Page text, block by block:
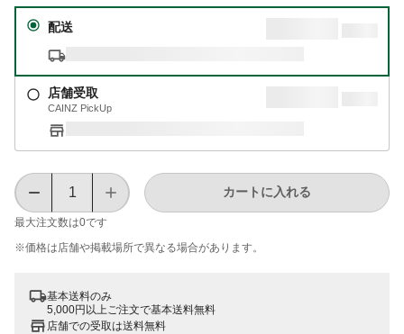
配送
店舗受取
CAINZ PickUp
最大注文数は0です
カートに入れる
※価格は​店舗や​掲載場所で​異なる​場合が​あります。
基本送料のみ
5,000円以上ご注文で基本送料無料
店舗での受取は送料無料